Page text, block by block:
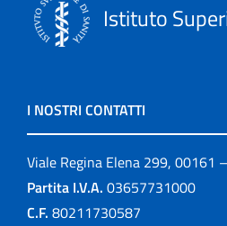
Istituto
I NOSTRI CONTATTI
Viale Regina Elena 299, 00161
Partita I.V.A. 03657731000
C.F. 80211730587